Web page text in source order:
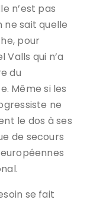
n’est pas
ne sait quelle
pour
Valls qui n’a
du
Même si les
ne
le dos à ses
de secours
se fait